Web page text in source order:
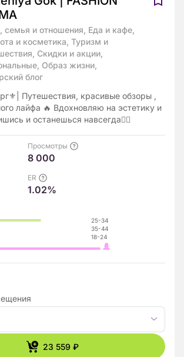
семья и отношения, Еда и кафе,
и косметика, Туризм и
Скидки и акции,
Образ жизни,
блог
Путешествия, красивые обзоры ,
лайфа 🔥 Вдохновляю на эстетику и
и останешься навсегда❤️‍🔥
25-34
35-44
18-24
Просмотры
8 000
ER
1.02%
23 559 ₽